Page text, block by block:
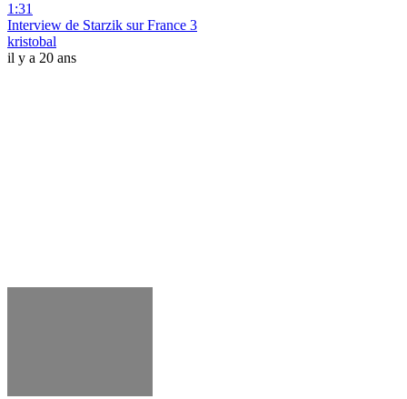
1:31
Interview de Starzik sur France 3
kristobal
il y a 20 ans